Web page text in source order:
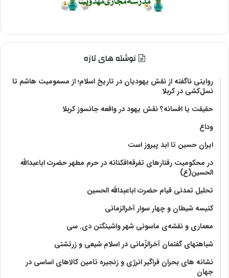
نوشته های تازه
روایتی ناگفته از نقش یهودیان در تاریخ اسلام؛ از مسمومیت هاشم تا
نسل‌کشی در کربلا
حقیقت یا افسانه؟‌ نقش یهود در واقعه جانسوز کربلا
وداع
ایران حسین تا ابد پیروز است
در محکومیت رفتارهای تفرقه‌افکنانه در حرم مطهر حضرت اباعبدالله
الحسین(ع)
تحلیل تمدنی قیام حضرت اباعبدالله الحسین
کنیسه شیطان و چهار سوار آخرالزمانی
معماری و نقشه‌ی ماسونی شهر واشينگتن دی. سی
شباهتهای گفتمان آخر‌الزّمانی در اسلام شیعی و زرتشتی
نشانه های بحران فراگیر انرژی و زنجیره تامین کالاهای اساسی در
جهان